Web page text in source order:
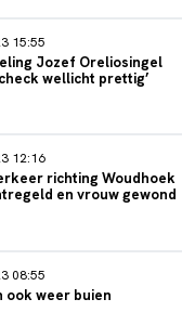
15:55
Jozef Oreliosingel
wellicht prettig’
12:16
richting Woudhoek
en vrouw gewond
08:55
ook weer buien